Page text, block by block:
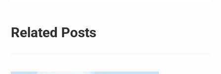
Related Posts